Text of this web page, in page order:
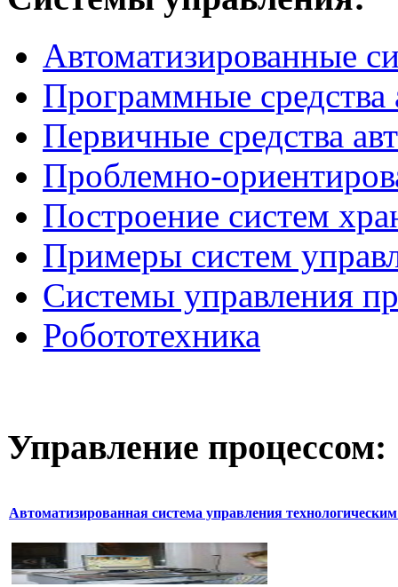
Автоматизированные
Программные средства
Первичные средства
Проблемно-
Построение систем
Примеры систем
Системы управления
Робототехника
Управление процессом:
Автоматизированная система управления